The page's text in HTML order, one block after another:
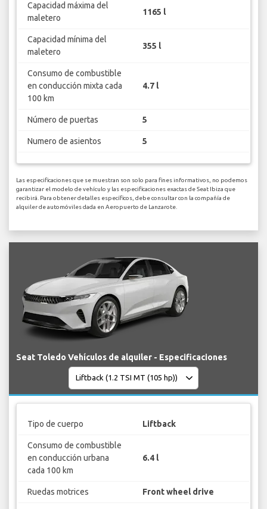
Capacidad máxima del
maletero
1165 l
Capacidad mínima del
maletero
355 l
Consumo de combustible
en conducción mixta cada
100 km
4.7 l
Número de puertas 5
Numero de asientos 5
Las especificaciones que se muestran son solo para fines informativos, no podemos
garantizar el modelo de vehículo y las especificaciones exactas de Seat Ibiza que
recibirá. Para obtener detalles específicos, debe consultar con la compañía de
alquiler de automóviles dada en Aeropuerto de Lanzarote.
Seat Toledo Vehículos de alquiler - Especificaciones
Tipo de cuerpo Liftback
Consumo de combustible
en conducción urbana
cada 100 km
6.4 l
Ruedas motrices Front wheel drive